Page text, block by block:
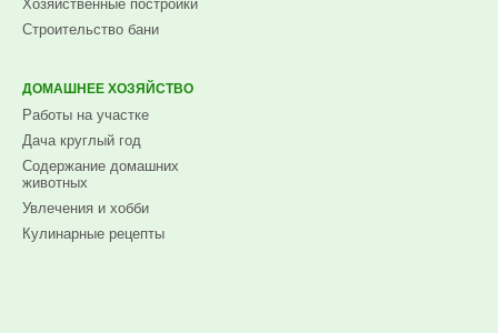
Хозяйственные постройки
Строительство бани
ДОМАШНЕЕ ХОЗЯЙСТВО
Работы на участке
Дача круглый год
Содержание домашних
животных
Увлечения и хобби
Кулинарные рецепты